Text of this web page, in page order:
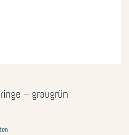
– graugrün